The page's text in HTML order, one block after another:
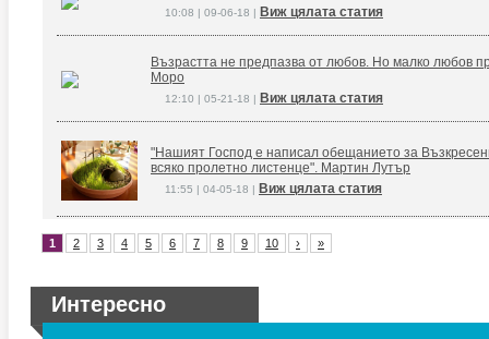
10:08 | 09-06-18 | Виж цялата статия
Възрастта не предпазва от любов. Но малко любов
Моро
12:10 | 05-21-18 | Виж цялата статия
"Нашият Господ е написал обещанието за
всяко пролетно листенце". Мартин Лутър
11:55 | 04-05-18 | Виж цялата статия
1 2 3 4 5 6 7 8 9 10 › »
Интересно